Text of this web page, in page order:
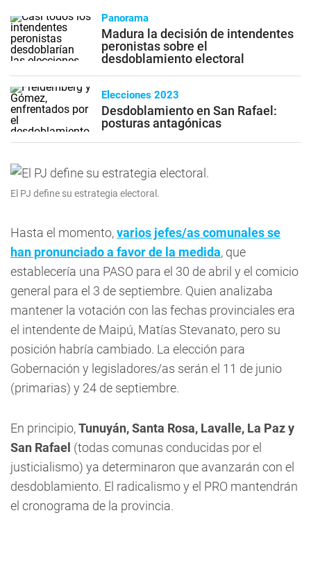
Panorama
Madura la decisión de intendentes
peronistas sobre el
desdoblamiento electoral
Elecciones 2023
Desdoblamiento en San Rafael:
posturas antagónicas
El PJ define su estrategia electoral.
Hasta el momento,varios jefes/as comunales se
han pronunciado a favor de la medida, que
establecería una PASO para el 30 de abril y el comicio
general para el 3 de septiembre. Quien analizaba
mantener la votación con las fechas provinciales era
el intendente de Maipú, Matías Stevanato, pero su
posición habría cambiado. La elección para
Gobernación y legisladores/as serán el 11 de junio
(primarias) y 24 de septiembre.
En principio,Tunuyán, Santa Rosa, Lavalle, La Paz y
San Rafael (todas comunas conducidas por el
justicialismo) ya determinaron que avanzarán con el
desdoblamiento. El radicalismo y el PRO mantendrán
el cronograma de la provincia.